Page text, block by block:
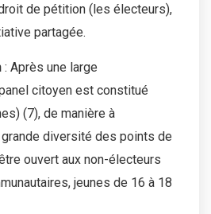
de pétition (les électeurs),
partagée.
: Après une large
citoyen est constitué
(7), de manière à
diversité des points de
ouvert aux non-électeurs
jeunes de 16 à 18